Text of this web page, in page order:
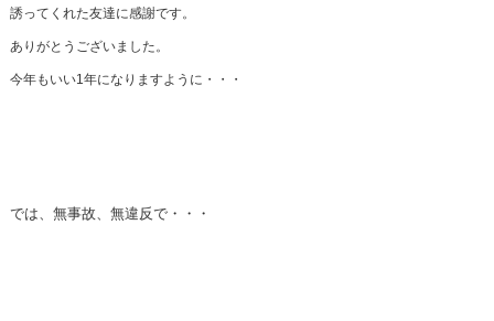
誘ってくれた友達に感謝です。
ありがとうございました。
今年もいい1年になりますように・・・
では、無事故、無違反で・・・